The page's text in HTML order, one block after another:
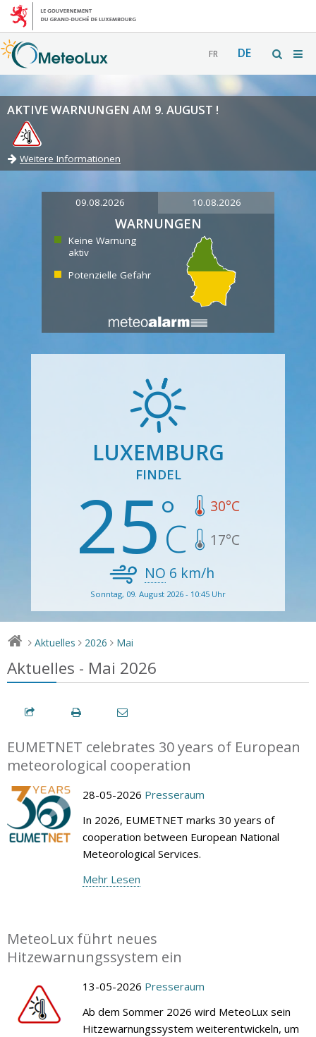
FR DE
AKTIVE WARNUNGEN AM 9. AUGUST !
Weitere Informationen
09.08.2026 10.08.2026
WARNUNGEN
Keine Warnung
aktiv
Potenzielle Gefahr
LUXEMBURG
FINDEL
25 30°C
17°C
NO 6 km/h
Sonntag, 09. August 2026 - 10:45 Uhr
> Aktuelles > 2026 > Mai
Aktuelles - Mai 2026
EUMETNET celebrates 30 years of European
meteorological cooperation
28-05-2026 Presseraum
In 2026, EUMETNET marks 30 years of
cooperation between European National
Meteorological Services.
Mehr Lesen
MeteoLux führt neues
Hitzewarnungssystem ein
13-05-2026 Presseraum
Ab dem Sommer 2026 wird MeteoLux sein
Hitzewarnungssystem weiterentwickeln, um